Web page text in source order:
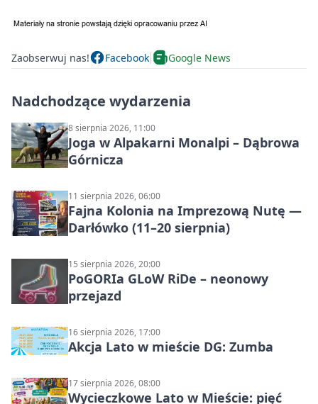
Zaobserwuj nas! Facebook Google News
Nadchodzące wydarzenia
8 sierpnia 2026, 11:00
Joga w Alpakarni Monalpi – Dąbrowa
Górnicza
11 sierpnia 2026, 06:00
Fajna Kolonia na Imprezową Nutę —
Darłówko (11–20 sierpnia)
15 sierpnia 2026, 20:00
PoGORIa GLoW RiDe – neonowy
przejazd
16 sierpnia 2026, 17:00
Akcja Lato w mieście DG: Zumba
17 sierpnia 2026, 08:00
Wycieczkowe Lato w Mieście: pięć